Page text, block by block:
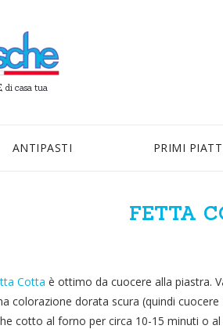
di casa tua
ANTIPASTI PRIMI
FETTA
Cotta è ottimo da cuocere alla piastra.
colorazione dorata scura (quindi
cotto al forno per circa 10-15 minuti o